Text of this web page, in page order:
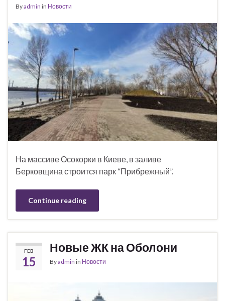
Byadmin in Новости
На массиве Осокорки в Киеве, в заливе
Берковщина строится парк “Прибрежный”.
Continue reading
FEB
15
Новые ЖК на Оболони
Byadmin in Новости